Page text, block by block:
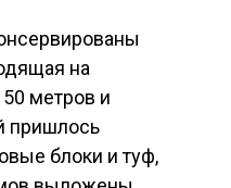
на
метров и
пришлось
блоки и туф,